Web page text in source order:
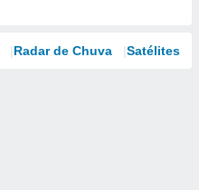
Radar de Chuva Satélites